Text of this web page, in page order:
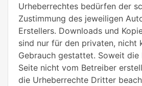
Urheberrechtes bedürfen der
Zustimmung des jeweiligen
Erstellers. Downloads und
sind nur für den privaten, nicht
Gebrauch gestattet. Soweit die
Seite nicht vom Betreiber
die Urheberrechte Dritter